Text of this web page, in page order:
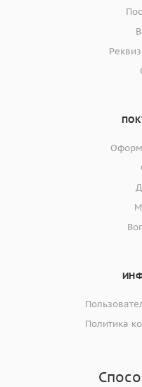
Политика